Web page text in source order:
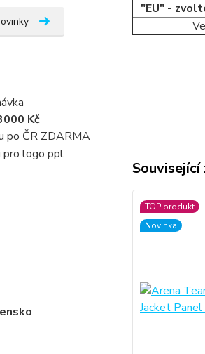
Kč
po ČR ZDARMA
"EU" -
Související
TOP produkt
Novinka